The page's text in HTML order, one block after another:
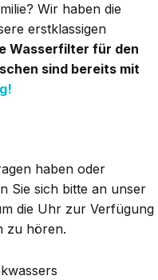
Wir haben die
erstklassigen
Wasserfilter für den
sind bereits mit
haben oder
Sie sich bitte an unser
die Uhr zur Verfügung
zu hören.